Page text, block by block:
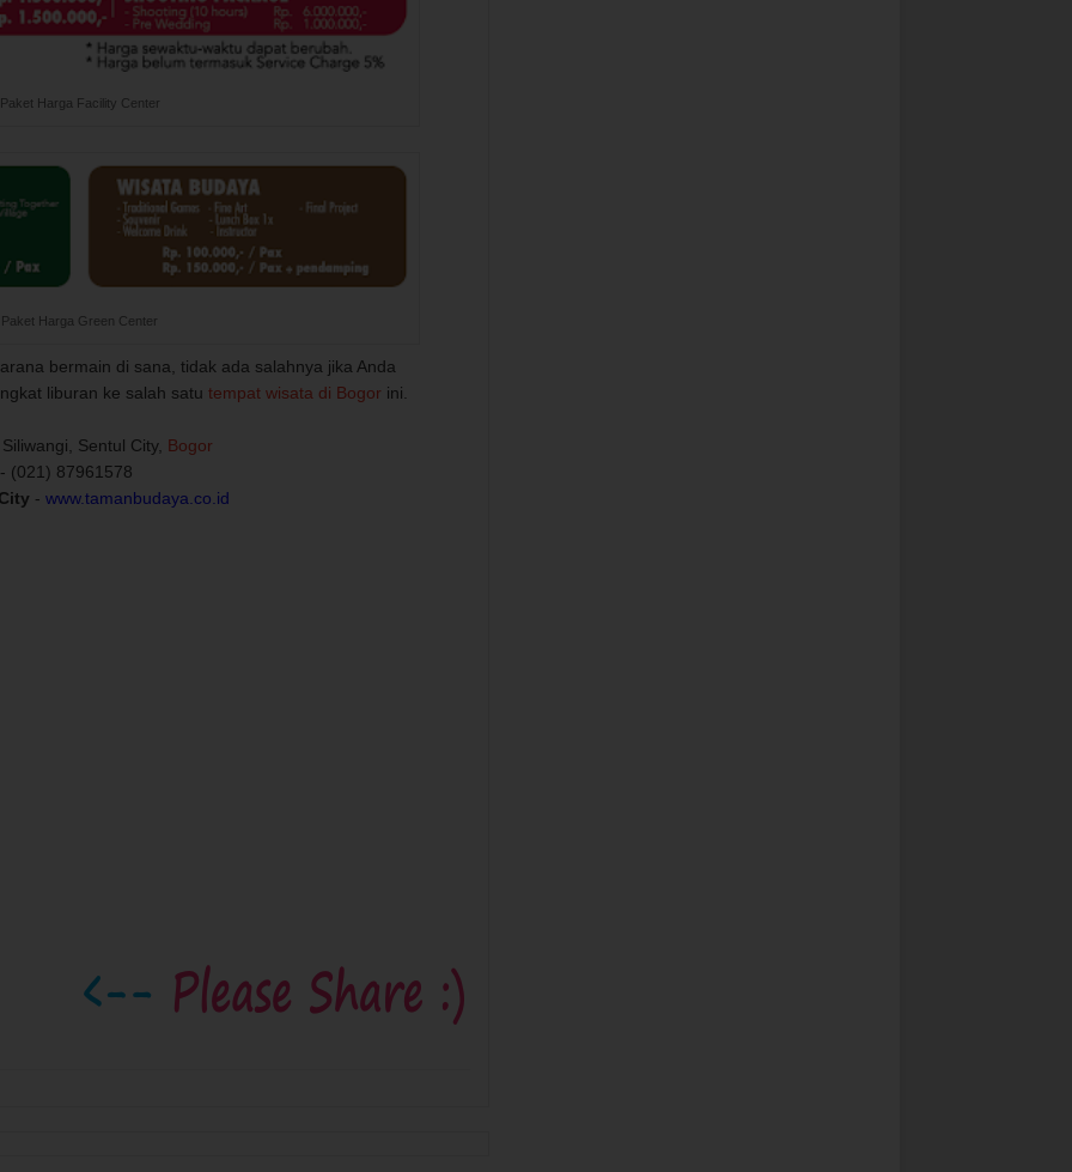
Paket Harga Facility Center
Paket Harga Green Center
bermain di sana, tidak ada salahnya jika Anda
liburan ke salah satu tempat wisata di Bogor ini.
Sentul City, Bogor
(021) 87961578
- www.tamanbudaya.co.id